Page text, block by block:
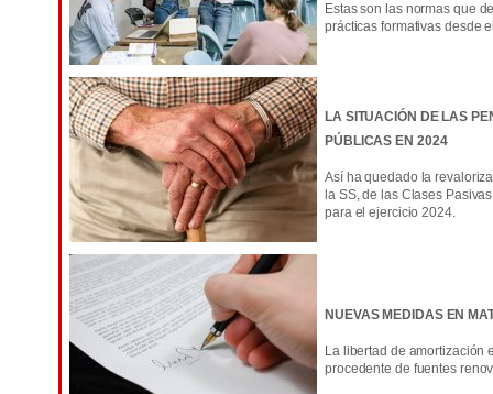
Estas son las normas que
prácticas formativas desde
LA SITUACIÓN DE LAS
PÚBLICAS EN 2024
Así ha quedado la
la SS, de las Clases
para el ejercicio 2024.
NUEVAS MEDIDAS EN
La libertad de amortización
procedente de fuentes